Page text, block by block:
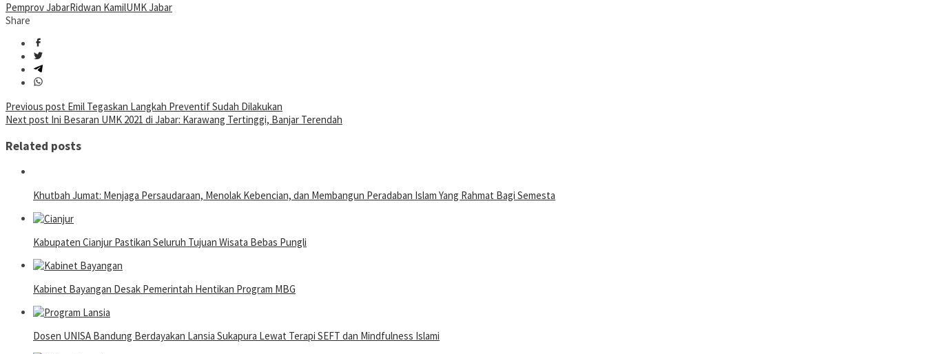
Pemprov JabarRidwan KamilUMK Jabar
Share
Post
navigation
Previous post Emil Tegaskan Langkah Preventif Sudah Dilakukan
Next post Ini Besaran UMK 2021 di Jabar: Karawang Tertinggi, Banjar Terendah
Related posts
Khutbah Jumat: Menjaga Persaudaraan, Menolak Kebencian, dan Membangun Peradaban Islam Yang Rahmat Bagi Semesta
Kabupaten Cianjur Pastikan Seluruh Tujuan Wisata Bebas Pungli
Kabinet Bayangan Desak Pemerintah Hentikan Program MBG
Dosen UNISA Bandung Berdayakan Lansia Sukapura Lewat Terapi SEFT dan Mindfulness Islami